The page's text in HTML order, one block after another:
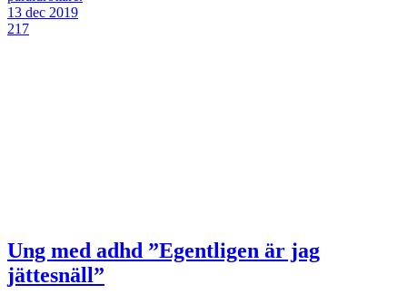
13 dec 2019
217
Ung med adhd ”Egentligen är jag
jättesnäll”